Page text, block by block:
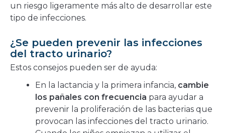
un riesgo ligeramente más alto de desarrollar este
tipo de infecciones.
¿Se pueden prevenir las infecciones
del tracto urinario?
Estos consejos pueden ser de ayuda:
En la lactancia y la primera infancia, cambie
los pañales con frecuencia para ayudar a
prevenir la proliferación de las bacterias que
provocan las infecciones del tracto urinario.